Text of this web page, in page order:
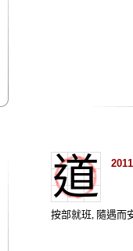
道
按部就班, 隨遇而